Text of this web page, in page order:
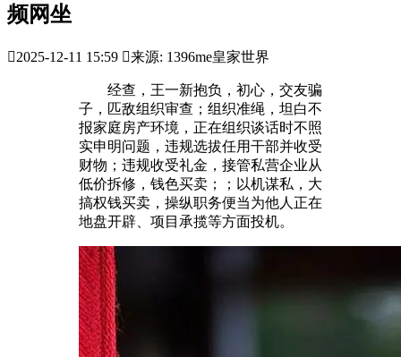
频网坐
2025-12-11 15:59 来源: 1396me皇家世界
经查，王一新抱负，初心，交友骗
子，匹敌组织审查；组织准绳，坦白不
报家庭房产环境，正在组织谈话时不照
实申明问题，违规选拔任用干部并收受
财物；违规收受礼金，接管私营企业从
低价拆修，钱色买卖；；以机谋私，大
搞权钱买卖，操纵职务便当为他人正在
地盘开辟、项目承揽等方面投机。